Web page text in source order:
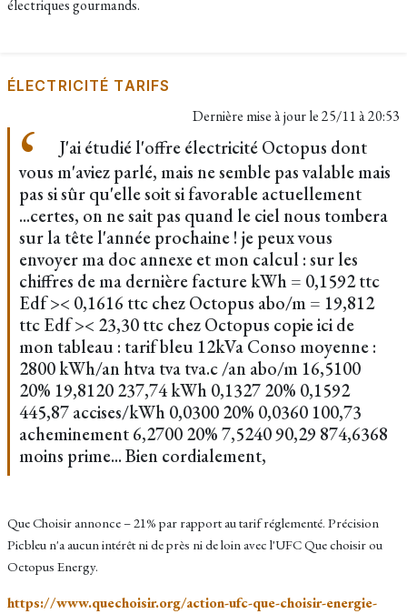
électriques gourmands.
ÉLECTRICITÉ TARIFS
Dernière mise à jour le25/11 à 20:53
J'ai étudié l'offre électricité Octopus dont
vous m'aviez parlé, mais ne semble pas valable mais
pas si sûr qu'elle soit si favorable actuellement
...certes, on ne sait pas quand le ciel nous tombera
sur la tête l'année prochaine ! je peux vous
envoyer ma doc annexe et mon calcul : sur les
chiffres de ma dernière facture kWh = 0,1592 ttc
Edf >< 0,1616 ttc chez Octopus abo/m = 19,812
ttc Edf >< 23,30 ttc chez Octopus copie ici de
mon tableau : tarif bleu 12kVa Conso moyenne :
2800 kWh/an htva tva tva.c /an abo/m 16,5100
20% 19,8120 237,74 kWh 0,1327 20% 0,1592
445,87 accises/kWh 0,0300 20% 0,0360 100,73
acheminement 6,2700 20% 7,5240 90,29 874,6368
moins prime... Bien cordialement,
Que Choisir annonce – 21% par rapport au tarif réglementé. Précision
Picbleu n'a aucun intérêt ni de près ni de loin avec l'UFC Que choisir ou
Octopus Energy.
https://www.quechoisir.org/action-ufc-que-choisir-energie-